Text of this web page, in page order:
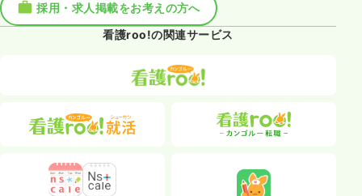
採用・求人掲載をお考えの方へ
看護roo!の関連サービス